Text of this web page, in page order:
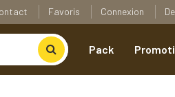
Favoris Connexion
Pack